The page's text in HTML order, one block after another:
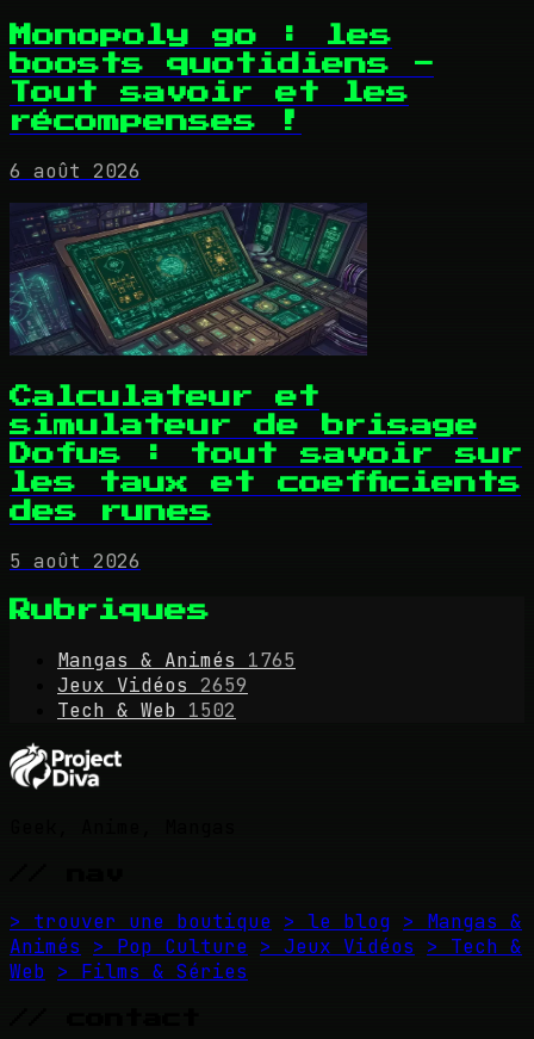
Monopoly go : les
boosts quotidiens -
Tout savoir et les
récompenses !
6 août 2026
Calculateur et
simulateur de brisage
Dofus : tout savoir sur
les taux et coefficients
des runes
5 août 2026
Rubriques
Mangas & Animés
1765
Jeux Vidéos
2659
Tech & Web 1502
> trouver une boutique > le blog > Mangas &
Animés
> Pop Culture > Jeux Vidéos
> Tech &
Web > Films & Séries